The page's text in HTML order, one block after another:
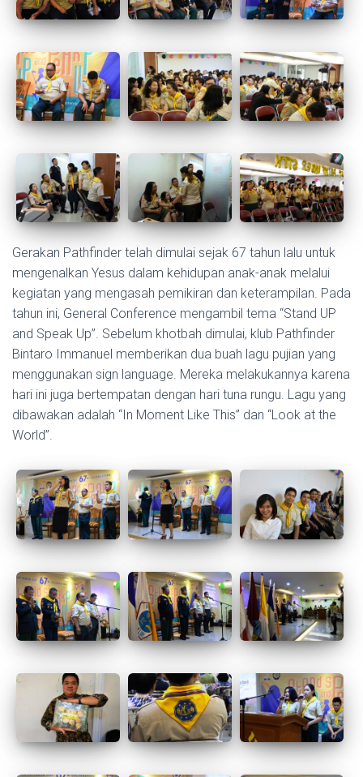
Gerakan Pathfinder telah dimulai sejak 67 tahun lalu untuk
mengenalkan Yesus dalam kehidupan anak-anak melalui
kegiatan yang mengasah pemikiran dan keterampilan. Pada
tahun ini, General Conference mengambil tema “Stand UP
and Speak Up”. Sebelum khotbah dimulai, klub Pathfinder
Bintaro Immanuel memberikan dua buah lagu pujian yang
menggunakan sign language. Mereka melakukannya karena
hari ini juga bertempatan dengan hari tuna rungu. Lagu yang
dibawakan adalah “In Moment Like This” dan “Look at the
World”.